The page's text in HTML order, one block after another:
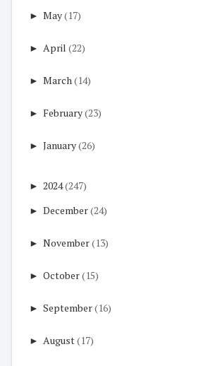
► May(17)
► April (22)
► March(14)
► February(23)
► January(26)
► 2024(247)
► December(24)
► November(13)
► October(15)
► September(16)
► August(17)